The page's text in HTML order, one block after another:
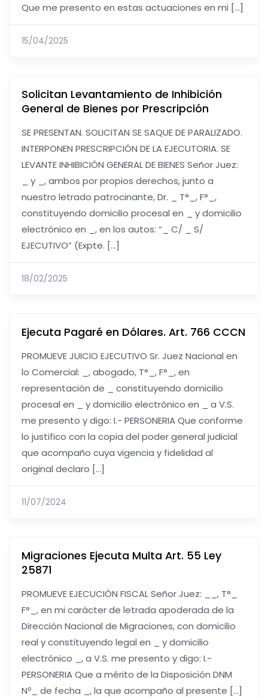
Que me presento en estas actuaciones en mi […]
15/04/2025
Solicitan Levantamiento de Inhibición
General de Bienes por Prescripción
SE PRESENTAN. SOLICITAN SE SAQUE DE PARALIZADO.
INTERPONEN PRESCRIPCIÓN DE LA EJECUTORIA. SE
LEVANTE INHIBICIÓN GENERAL DE BIENES Señor Juez:
_ y _, ambos por propios derechos, junto a
nuestro letrado patrocinante, Dr. _ T°_, F°_,
constituyendo domicilio procesal en _ y domicilio
electrónico en _, en los autos: “_ C/ _ S/
EJECUTIVO” (Expte. […]
18/02/2025
Ejecuta Pagaré en Dólares. Art. 766 CCCN
PROMUEVE JUICIO EJECUTIVO Sr. Juez Nacional en
lo Comercial: _, abogado, T°_, F°_, en
representación de _ constituyendo domicilio
procesal en _ y domicilio electrónico en _ a V.S.
me presento y digo: I.- PERSONERIA Que conforme
lo justifico con la copia del poder general judicial
que acompaño cuya vigencia y fidelidad al
original declaro […]
11/07/2024
Migraciones Ejecuta Multa Art. 55 Ley
25871
PROMUEVE EJECUCIÓN FISCAL Señor Juez: __, T°_
F°_, en mi carácter de letrada apoderada de la
Dirección Nacional de Migraciones, con domicilio
real y constituyendo legal en _ y domicilio
electrónico _, a V.S. me presento y digo: I.-
PERSONERIA Que a mérito de la Disposición DNM
Nº_ de fecha _, la que acompaño al presente […]